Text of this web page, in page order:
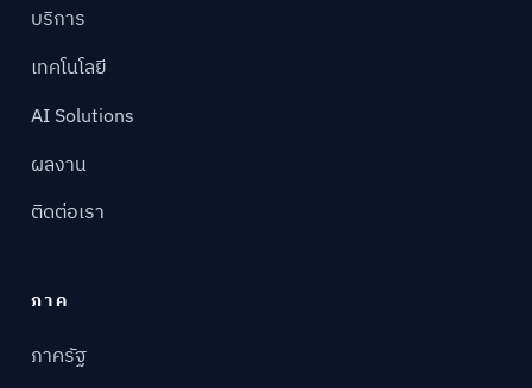
บริการ
เทคโนโลยี
AI Solutions
ผลงาน
ติดต่อเรา
ภาค
ภาครัฐ